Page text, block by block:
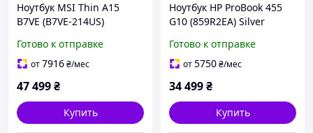
Ноутбук MSI Thin A15
B7VE (B7VE-214US)
Готово к отправке
от7916₴/мес
47 499₴
Купить
Ноутбук HP ProBook 455
G10 (859R2EA) Silver
Готово к отправке
от5750₴/мес
34 499₴
Купить